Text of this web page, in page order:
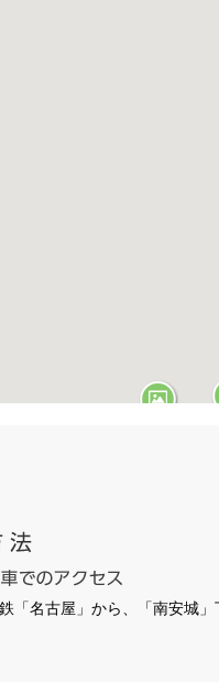
「名古屋」から、「南安城